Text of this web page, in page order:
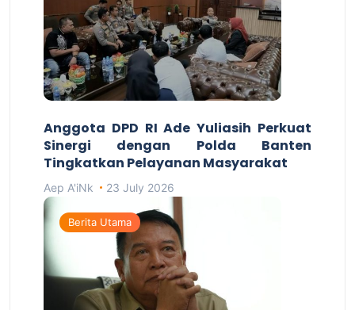
Anggota DPD RI Ade Yuliasih Perkuat
Sinergi dengan Polda Banten
Tingkatkan Pelayanan Masyarakat
Aep A'iNk 23 July 2026
Berita Utama